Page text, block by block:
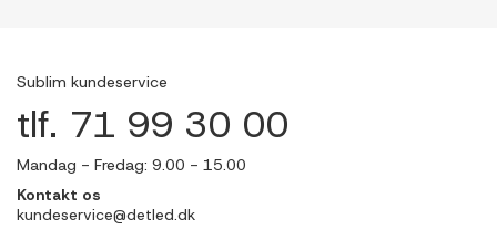
Sublim kundeservice
tlf. 71 99 30 00
Mandag - Fredag: 9.00 - 15.00
Kontakt os
kundeservice@detled.dk